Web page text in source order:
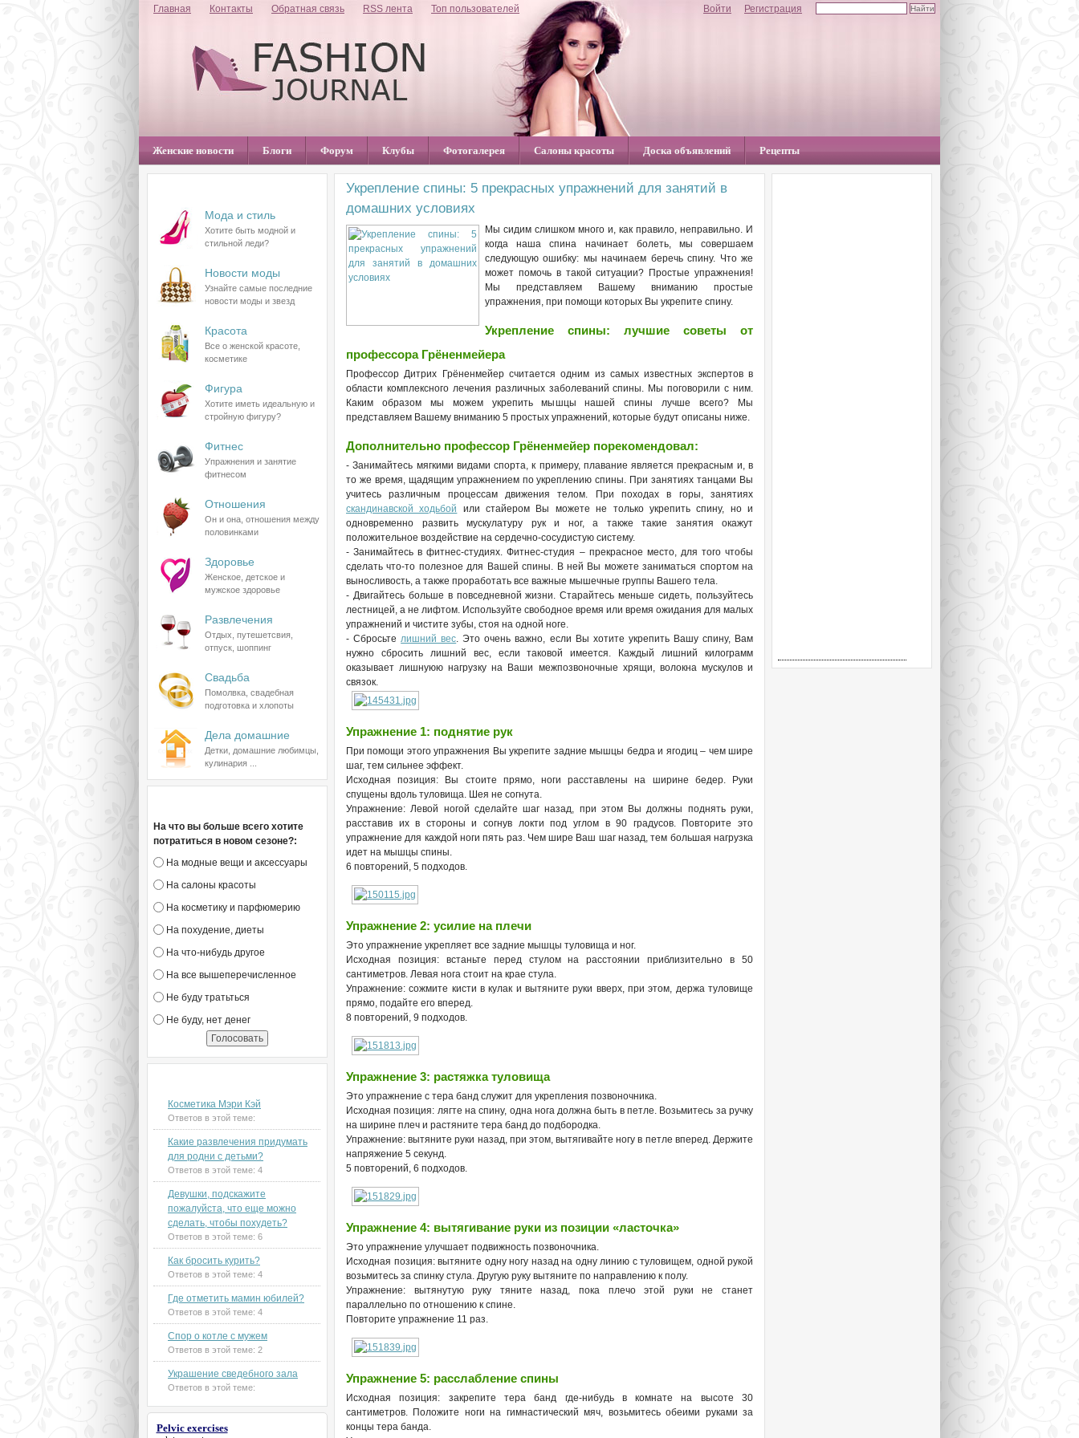
Главная Контакты Обратная связь RSS лента Топ пользователей Войти Регистрация
Женские новости Блоги Форум Клубы Фотогалерея Салоны красоты Доска объявлений Рецепты
Мода и стиль
Хотите быть модной и
стильной леди?
Новости моды
Узнайте самые последние
новости моды и звезд
Красота
Все о женской красоте,
косметике
Фигура
Хотите иметь идеальную и
стройную фигуру?
Фитнес
Упражнения и занятие
фитнесом
Отношения
Он и она, отношения между
половинками
Здоровье
Женское, детское и
мужское здоровье
Развлечения
Отдых, путешетсвия,
отпуск, шоппинг
Свадьба
Помолвка, свадебная
подготовка и хлопоты
Дела домашние
Детки, домашние любимцы,
кулинария ...
На что вы больше всего хотите
потратиться в новом сезоне?:
На модные вещи и аксессуары
На салоны красоты
На косметику и парфюмерию
На похудение, диеты
На что-нибудь другое
На все вышеперечисленное
Не буду тратьться
Не буду, нет денег
Косметика Мэри Кэй
Ответов в этой теме:
Какие развлечения придумать
для родни с детьми?
Ответов в этой теме: 4
Девушки, подскажите
пожалуйста, что еще можно
сделать, чтобы похудеть?
Ответов в этой теме: 6
Как бросить курить?
Ответов в этой теме: 4
Где отметить мамин юбилей?
Ответов в этой теме: 4
Спор о котле с мужем
Ответов в этой теме: 2
Украшение сведебного зала
Ответов в этой теме:
Pelviс exercises
Укрепление спины: 5 прекрасных упражнений для занятий в
домашних условиях
Мы сидим слишком много и, как правило, неправильно. И
когда наша спина начинает болеть, мы совершаем
следующую ошибку: мы начинаем беречь спину. Что же
может помочь в такой ситуации? Простые упражнения!
Мы представляем Вашему вниманию простые
упражнения, при помощи которых Вы укрепите спину.
Укрепление спины: лучшие советы от
профессора Грёненмейера
Профессор Дитрих Грёненмейер считается одним из самых известных экспертов в
области комплексного лечения различных заболеваний спины. Мы поговорили с ним.
Каким образом мы можем укрепить мышцы нашей спины лучше всего? Мы
представляем Вашему вниманию 5 простых упражнений, которые будут описаны ниже.
Дополнительно профессор Грёненмейер порекомендовал:
- Занимайтесь мягкими видами спорта, к примеру, плавание является прекрасным и, в
то же время, щадящим упражнением по укреплению спины. При занятиях танцами Вы
учитесь различным процессам движения телом. При походах в горы, занятиях
скандинавской ходьбой или стайером Вы можете не только укрепить спину, но и
одновременно развить мускулатуру рук и ног, а также такие занятия окажут
положительное воздействие на сердечно-сосудистую систему.
- Занимайтесь в фитнес-студиях. Фитнес-студия – прекрасное место, для того чтобы
сделать что-то полезное для Вашей спины. В ней Вы можете заниматься спортом на
выносливость, а также проработать все важные мышечные группы Вашего тела.
- Двигайтесь больше в повседневной жизни. Старайтесь меньше сидеть, пользуйтесь
лестницей, а не лифтом. Используйте свободное время или время ожидания для малых
упражнений и чистите зубы, стоя на одной ноге.
- Сбросьтелишний вес. Это очень важно, если Вы хотите укрепить Вашу спину, Вам
нужно сбросить лишний вес, если таковой имеется. Каждый лишний килограмм
оказывает лишнуюю нагрузку на Ваши межпозвоночные хрящи, волокна мускулов и
связок.
Упражнение 1: поднятие рук
При помощи этого упражнения Вы укрепите задние мышцы бедра и ягодиц – чем шире
шаг, тем сильнее эффект.
Исходная позиция: Вы стоите прямо, ноги расставлены на ширине бедер. Руки
спущены вдоль туловища. Шея не согнута.
Упражнение: Левой ногой сделайте шаг назад, при этом Вы должны поднять руки,
расставив их в стороны и согнув локти под углом в 90 градусов. Повторите это
упражнение для каждой ноги пять раз. Чем шире Ваш шаг назад, тем большая нагрузка
идет на мышцы спины.
6 повторений, 5 подходов.
Упражнение 2: усилие на плечи
Это упражнение укрепляет все задние мышцы туловища и ног.
Исходная позиция: встаньте перед стулом на расстоянии приблизительно в 50
сантиметров. Левая нога стоит на крае стула.
Упражнение: сожмите кисти в кулак и вытяните руки вверх, при этом, держа туловище
прямо, подайте его вперед.
8 повторений, 9 подходов.
Упражнение 3: растяжка туловища
Это упражнение с тера банд служит для укрепления позвоночника.
Исходная позиция: лягте на спину, одна нога должна быть в петле. Возьмитесь за ручку
на ширине плеч и растяните тера банд до подбородка.
Упражнение: вытяните руки назад, при этом, вытягивайте ногу в петле вперед. Держите
напряжение 5 секунд.
5 повторений, 6 подходов.
Упражнение 4: вытягивание руки из позиции «ласточка»
Это упражнение улучшает подвижность позвоночника.
Исходная позиция: вытяните одну ногу назад на одну линию с туловищем, одной рукой
возьмитесь за спинку стула. Другую руку вытяните по направлению к полу.
Упражнение: вытянутую руку тяните назад, пока плечо этой руки не станет
параллельно по отношению к спине.
Повторите упражнение 11 раз.
Упражнение 5: расслабление спины
Исходная позиция: закрепите тера банд где-нибудь в комнате на высоте 30
сантиметров. Положите ноги на гимнастический мяч, возьмитесь обеими руками за
концы тера банда.